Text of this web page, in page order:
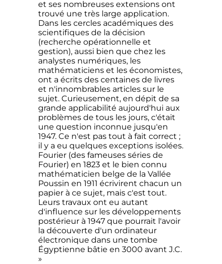
et ses nombreuses extensions ont
trouvé une très large application.
Dans les cercles académiques des
scientifiques de la décision
(recherche opérationnelle et
gestion), aussi bien que chez les
analystes numériques, les
mathématiciens et les économistes,
ont a écrits des centaines de livres
et n'innombrables articles sur le
sujet. Curieusement, en dépit de sa
grande applicabilité aujourd'hui aux
problèmes de tous les jours, c'était
une question inconnue jusqu'en
1947. Ce n'est pas tout à fait correct ;
il y a eu quelques exceptions isolées.
Fourier (des fameuses séries de
Fourier) en 1823 et le bien connu
mathématicien belge de la Vallée
Poussin en 1911 écrivirent chacun un
papier à ce sujet, mais c'est tout.
Leurs travaux ont eu autant
d'influence sur les développements
postérieur à 1947 que pourrait l'avoir
la découverte d'un ordinateur
électronique dans une tombe
Égyptienne bâtie en 3000 avant J.C.
»